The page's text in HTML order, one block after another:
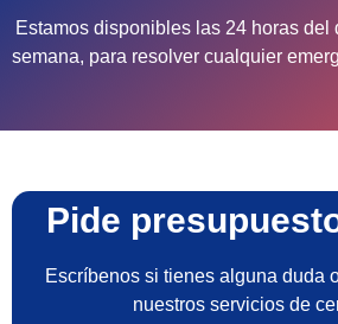
Estamos disponibles las 24 horas del
semana, para resolver cualquier
Pide
Escríbenos si tienes alguna duda
nuestros servicios de